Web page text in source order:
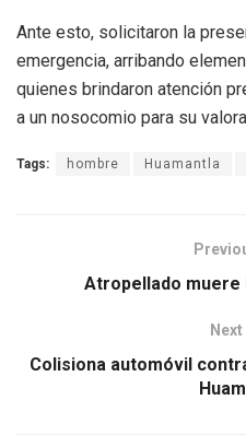
Ante esto, solicitaron la
emergencia, arribando
quienes brindaron atención
a un nosocomio para su
Tags: hombre Huamantla
Atropellado muere
Colisiona automóvil